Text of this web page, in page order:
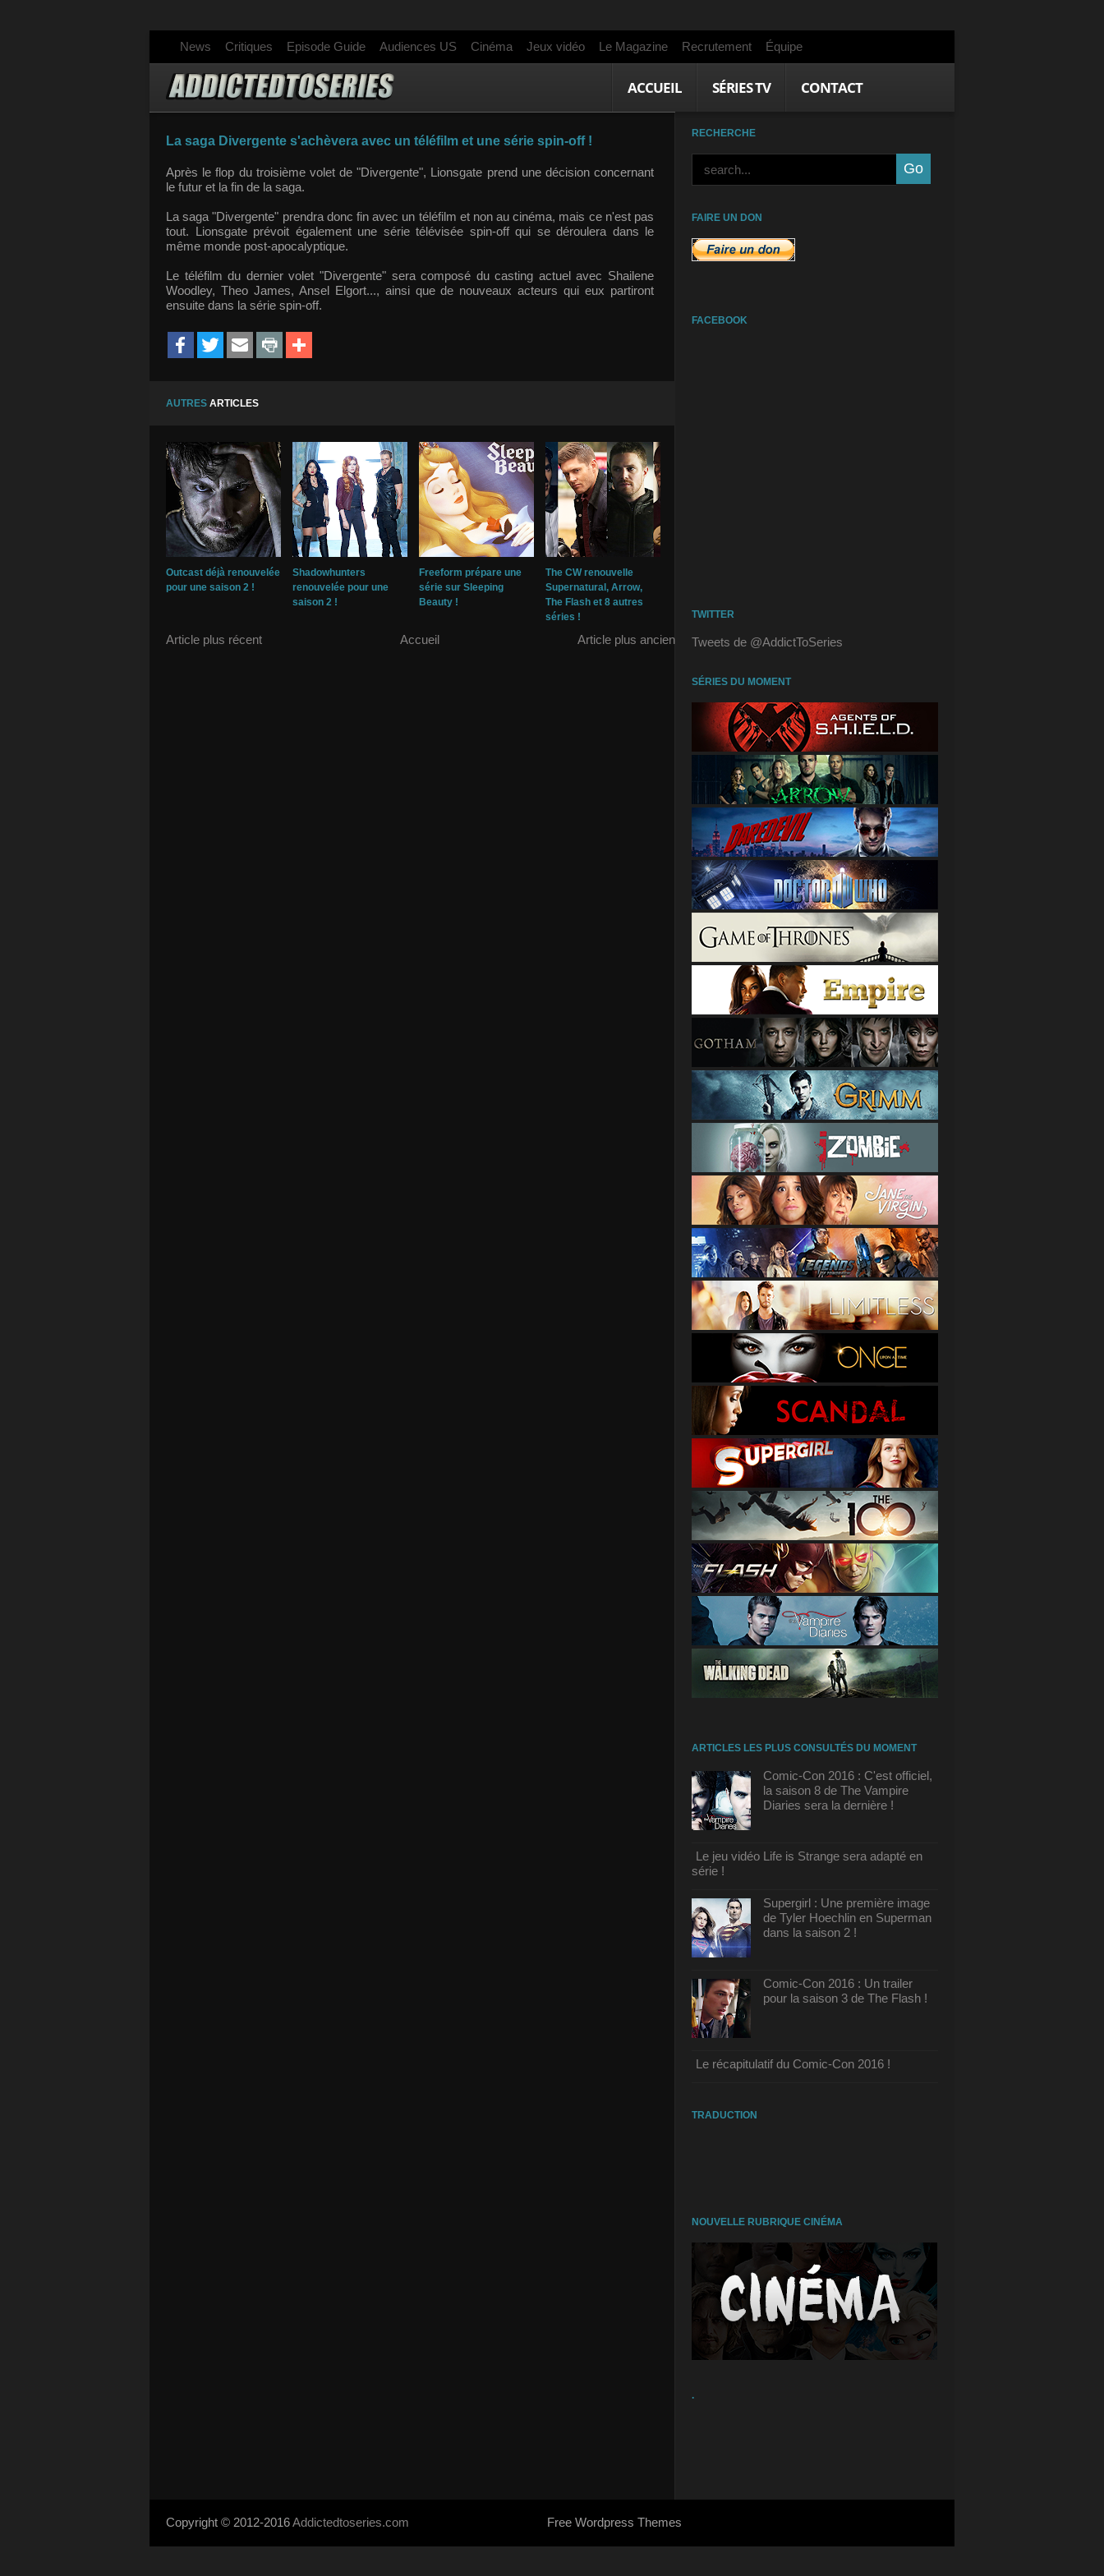
News Critiques Episode Guide Audiences US Cinéma Jeux vidéo Le Magazine Recrutement Équipe
ACCUEIL SÉRIES TV CONTACT
La saga Divergente s'achèvera avec un téléfilm et une série spin-off !
Après le flop du troisième volet de "Divergente", Lionsgate prend une décision concernant
le futur et la fin de la saga.
La saga "Divergente" prendra donc fin avec un téléfilm et non au cinéma, mais ce n'est pas
tout. Lionsgate prévoit également une série télévisée spin-off qui se déroulera dans le
même monde post-apocalyptique.
Le téléfilm du dernier volet "Divergente" sera composé du casting actuel avec Shailene
Woodley, Theo James, Ansel Elgort..., ainsi que de nouveaux acteurs qui eux partiront
ensuite dans la série spin-off.
AUTRES ARTICLES
Outcast déjà renouvelée
pour une saison 2 !
Shadowhunters
renouvelée pour une
saison 2 !
Freeform prépare une
série sur Sleeping
Beauty !
The CW renouvelle
Supernatural, Arrow,
The Flash et 8 autres
séries !
Article plus récent Accueil Article plus ancien
RECHERCHE
FAIRE UN DON
FACEBOOK
TWITTER
Tweets de @AddictToSeries
SÉRIES DU MOMENT
ARTICLES LES PLUS CONSULTÉS DU MOMENT
Comic-Con 2016 : C'est officiel,
la saison 8 de The Vampire
Diaries sera la dernière !
Le jeu vidéo Life is Strange sera adapté en
série !
Supergirl : Une première image
de Tyler Hoechlin en Superman
dans la saison 2 !
Comic-Con 2016 : Un trailer
pour la saison 3 de The Flash !
Le récapitulatif du Comic-Con 2016 !
TRADUCTION
NOUVELLE RUBRIQUE CINÉMA
.
Copyright © 2012-2016Addictedtoseries.com Free Wordpress Themes